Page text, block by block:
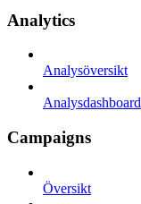
Analytics
Analysöversikt
Analysdashboard
Campaigns
Översikt